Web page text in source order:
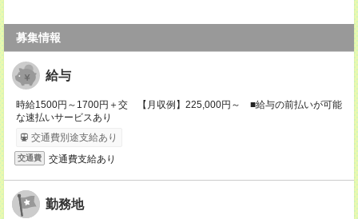
募集情報
給与
時給1500円～1700円＋交 【月収例】225,000円～ ■給与の前払いが可能
な速払いサービスあり
交通費別途支給あり
交通費 交通費支給あり
勤務地